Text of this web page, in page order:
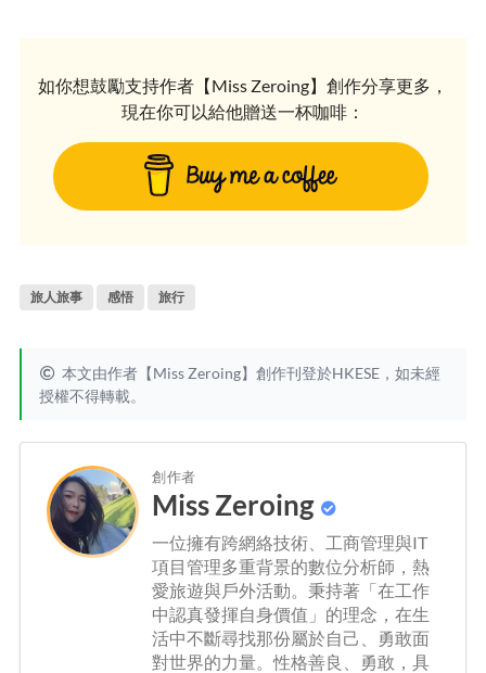
如你想鼓勵支持作者【Miss Zeroing】創作分享更多，
現在你可以給他贈送一杯咖啡：
旅人旅事 感悟 旅行
本文由作者【Miss Zeroing】創作刊登於HKESE，如未經
授權不得轉載。
創作者
Miss Zeroing
一位擁有跨網絡技術、工商管理與IT
項目管理多重背景的數位分析師，熱
愛旅遊與戶外活動。秉持著「在工作
中認真發揮自身價值」的理念，在生
活中不斷尋找那份屬於自己、勇敢面
對世界的力量。性格善良、勇敢，具